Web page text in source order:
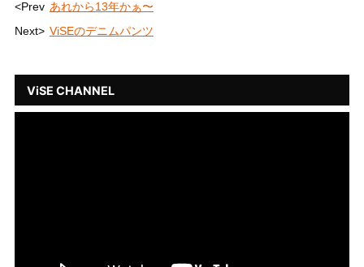
<Prev あれから13年かぁ〜
Next> ViSEのデニムパンツ
ViSE CHANNEL